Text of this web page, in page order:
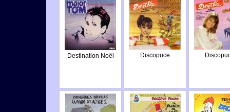
Destination Noël Discopuce